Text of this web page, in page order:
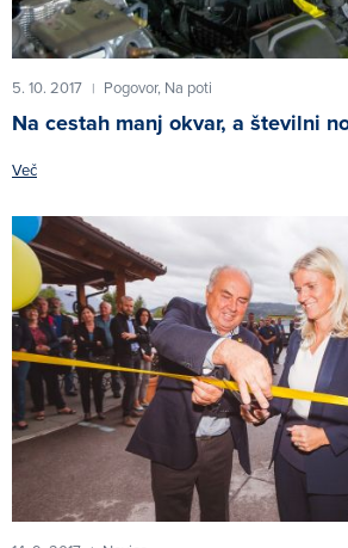
5. 10. 2017 | Pogovor, Na poti
Na cestah manj okvar, a številni
Več